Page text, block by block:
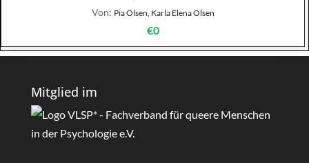
Von: Pia Olsen, Karla Elena Olsen
€0
Mitglied im